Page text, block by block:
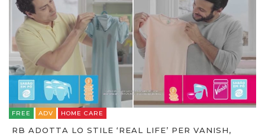
FREE ADV HOME CARE
RB ADOTTA LO STILE ‘REAL LIFE’ PER VANISH,